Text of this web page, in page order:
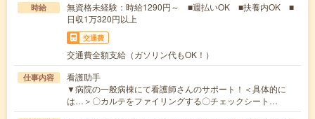
時給
無資格未経験：時給1290円～ ■週払いOK ■扶養内OK ■
日収1万320円以上
交通費
交通費全額支給（ガソリン代もOK！）
仕事内容
看護助手
▼病院の一般病棟にて看護師さんのサポート！＜具体的に
は…＞〇カルテをファイリングする〇チェックシート…